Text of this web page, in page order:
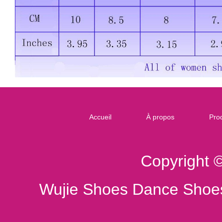
Accueil À propos
Copyright
Wujie Shoes Dance